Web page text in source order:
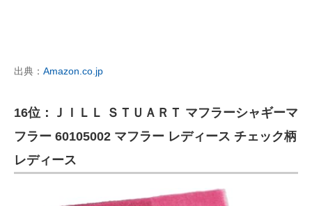
出典： Amazon.co.jp
16位：ＪＩＬＬ ＳＴＵＡＲＴ マフラーシャギーマ
フラー 60105002 マフラー レディース チェック柄
レディース